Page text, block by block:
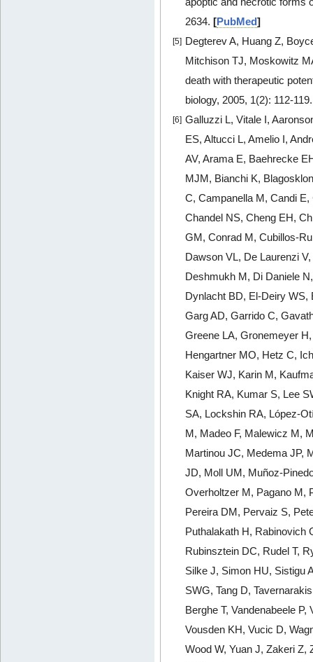
2634. [PubMed]
[5] Degterev A, Huang Z,
Mitchison TJ, Moskowitz
death with therapeutic
biology, 2005, 1(2): 112-
[6] Galluzzi L, Vitale I,
ES, Altucci L, Amelio I,
AV, Arama E, Baehrecke
MJM, Bianchi K,
C, Campanella M, Candi
Chandel NS, Cheng EH,
GM, Conrad M, Cubillos-
Dawson VL, De Laurenzi
Deshmukh M, Di Daniele
Dynlacht BD, El-Deiry WS,
Garg AD, Garrido C,
Greene LA, Gronemeyer
Hengartner MO, Hetz C,
Kaiser WJ, Karin M,
Knight RA, Kumar S, Lee
SA, Lockshin RA, López-
M, Madeo F, Malewicz M,
Martinou JC, Medema JP,
JD, Moll UM, Muñoz-
Overholtzer M, Pagano M,
Pereira DM, Pervaiz S,
Puthalakath H, Rabinovich
Rubinsztein DC, Rudel T,
Silke J, Simon HU, Sistigu
SWG, Tang D,
Berghe T, Vandenabeele
Vousden KH, Vucic D,
Wood W, Yuan J, Zakeri